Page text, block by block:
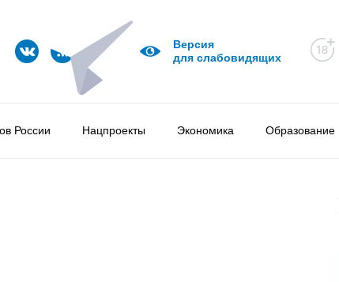
Версия
для слабовидящих
России Нацпроекты Экономика Образование